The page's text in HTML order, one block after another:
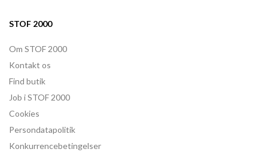
STOF 2000
Om STOF 2000
Kontakt os
Find butik
Job i STOF 2000
Cookies
Persondatapolitik
Konkurrencebetingelser